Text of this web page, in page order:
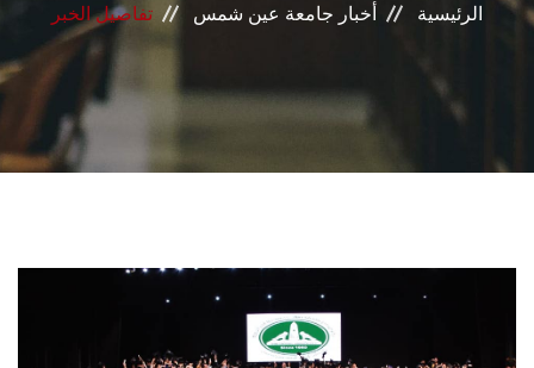
المراكز والوحدات
الأنظمة الذكية
الرئيسية أخبار جامعة عين شمس تفاصيل الخبر